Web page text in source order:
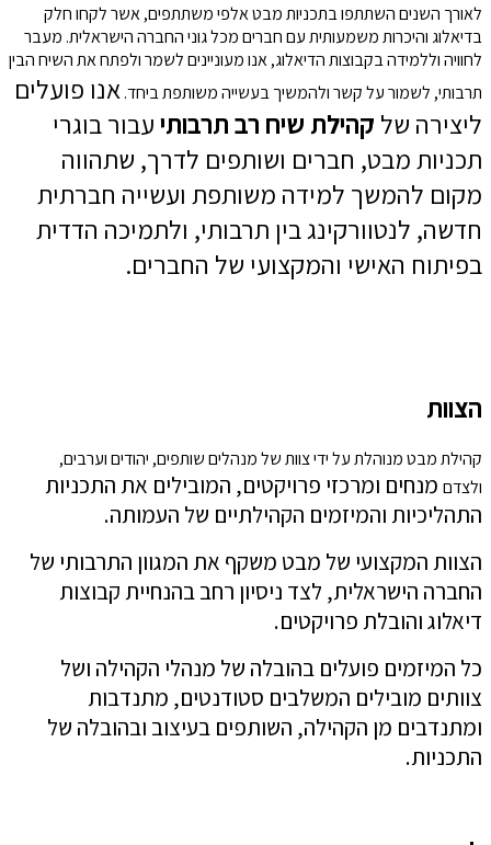
לאורך השנים השתתפו בתכניות מבט אלפי משתתפים, אשר לקחו חלק
בדיאלוג והיכרות משמעותית עם חברים מכל גוני החברה הישראלית. מעבר
לחוויה וללמידה בקבוצות הדיאלוג, אנו מעוניינים לשמר ולפתח את השיח הבין
תרבותי, לשמור על קשר ולהמשיך בעשייה משותפת ביחד.אנו פועלים
ליצירה של קהילת שיח רב תרבותיעבור בוגרי
תכניות מבט, חברים ושותפים לדרך, שתהווה
מקום להמשך למידה משותפת ועשייה חברתית
חדשה, לנטוורקינג בין תרבותי, ולתמיכה הדדית
בפיתוח האישי והמקצועי של החברים.
הצוות
קהילת מבט מנוהלת על ידי צוות של מנהלים שותפים, יהודים וערבים,
ולצדם מנחים ומרכזי פרויקטים, המובילים את התכניות
התהליכיות והמיזמים הקהילתיים של העמותה.
הצוות המקצועי של מבט משקף את המגוון התרבותי של
החברה הישראלית, לצד ניסיון רחב בהנחיית קבוצות
דיאלוג והובלת פרויקטים.
כל המיזמים פועלים בהובלה של מנהלי הקהילה ושל
צוותים מובילים המשלבים סטודנטים, מתנדבות
ומתנדבים מן הקהילה, השותפים בעיצוב ובהובלה של
התכניות.